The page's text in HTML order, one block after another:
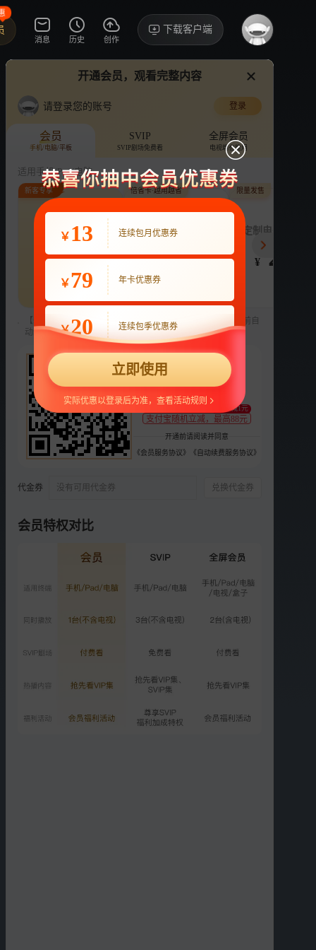
消息 历史 创作
下载客户端
讨论·2
10间敢死队
电影 蒋龙 剧情 喜剧
1.7万分享
02:00:46
VIP
03:44
预告
《10间敢死队》“留恋人间”
满
开通会员，观看完整内容
请登录您的账号 登录
会员
手机/电脑/平板
SVIP
SVIP剧场免费看
全屏会员
电视端也能用
适用手机/Pad/电脑
连续包月
¥ 22
22
新客专享
月付最低至
¥ 3.9
倍省卡·越用越省
定制电子吧唧年
¥ 248
限量发售
【新用户专享】前3个月每月9元，第4个月起22元/月，到期前自
动续费，可随时取消。
22
支持 扫码支付
支付宝随机立减，最高88元
至少减1元
开通前请阅读并同意
《会员服务协议》 《自动续费服务协议》
代金券 没有可用代金券 兑换代金券
会员特权对比
￥ 13 连续包月优惠券
￥79 年卡优惠券
￥20 连续包季优惠券
立即使用
实际优惠以登录后为准，查看活动规则